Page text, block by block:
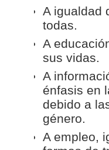
A igualdad
todas.
A
sus vidas.
A
énfasis en
debido a
género.
A empleo,